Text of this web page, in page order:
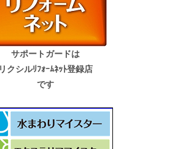
サポートガードは
リクシルﾘﾌｫｰﾑﾈｯﾄ登録店
です